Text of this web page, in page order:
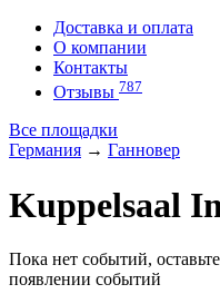
Доставка и оплата
О компании
Контакты
Отзывы 787
Все площадки
Германия → Ганновер
Kuppelsaal
Пока нет событий,
появлении событий